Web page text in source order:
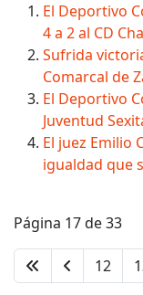
El Deportivo
4 a 2 al CD
Sufrida
Comarcal de
El Deportivo
Juventud
El juez Emilio
igualdad que
Página 17 de 33
12